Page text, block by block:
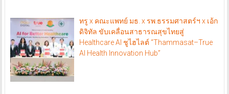
ทรู x คณะแพทย์ มธ. x รพ.ธรรมศาสตร์ฯ x เอ้ก
ดิจิทัล ขับเคลื่อนสาธารณสุขไทยสู่
Healthcare AI ชูไฮไลต์ “Thammasat–True
AI Health Innovation Hub”